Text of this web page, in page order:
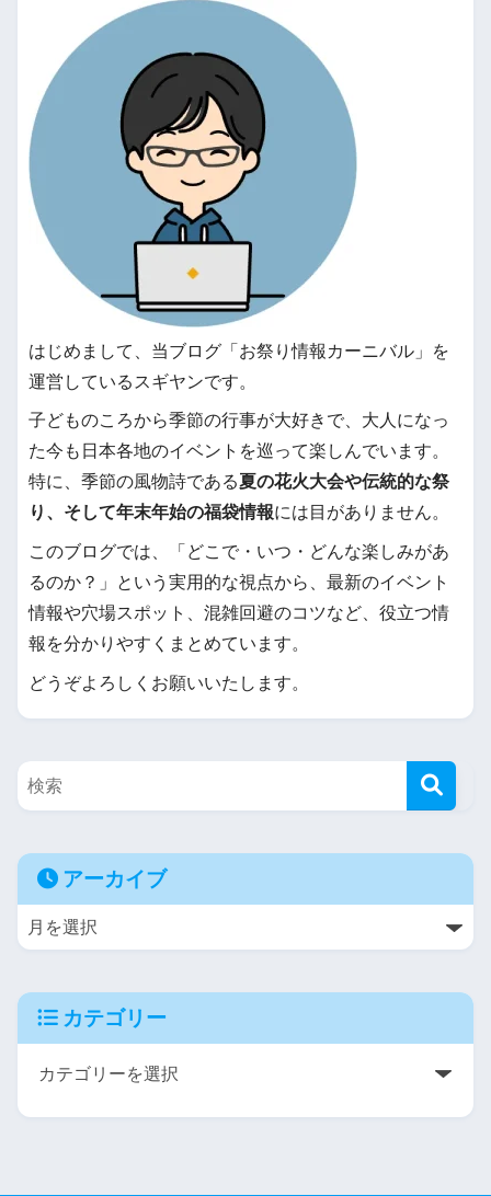
はじめまして、当ブログ「お祭り情報カーニバル」を
運営しているスギヤンです。
子どものころから季節の行事が大好きで、大人になっ
た今も日本各地のイベントを巡って楽しんでいます。
特に、季節の風物詩である夏の花火大会や伝統的な祭
り、そして年末年始の福袋情報には目がありません。
このブログでは、「どこで・いつ・どんな楽しみがあ
るのか？」という実用的な視点から、最新のイベント
情報や穴場スポット、混雑回避のコツなど、役立つ情
報を分かりやすくまとめています。
どうぞよろしくお願いいたします。
アーカイブ
カテゴリー